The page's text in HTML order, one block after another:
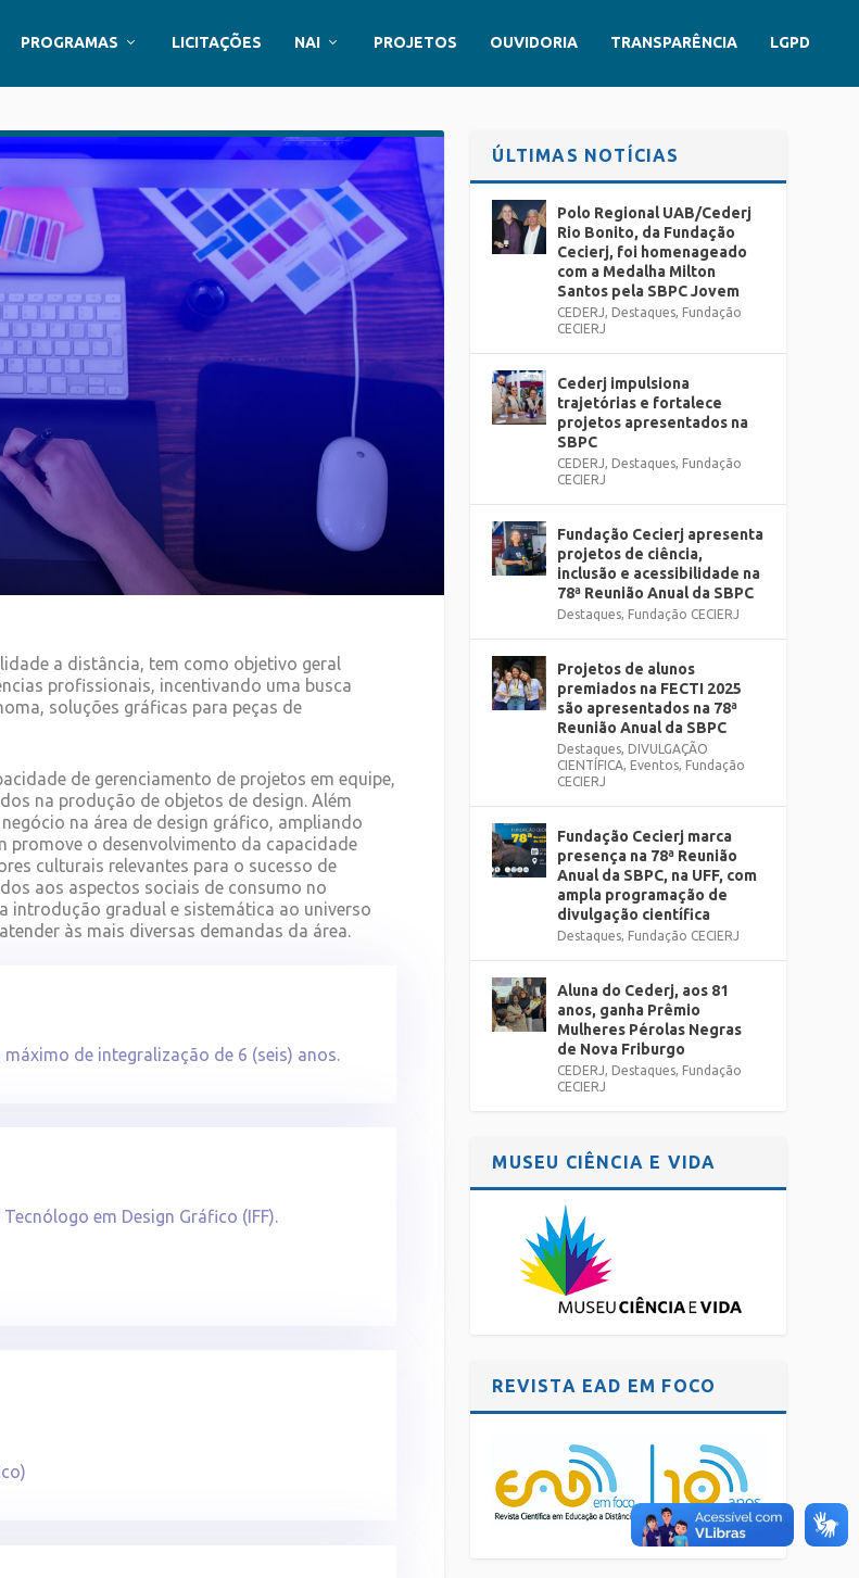
PROGRAMAS LICITAÇÕES NAI PROJETOS OUVIDORIA TRANSPARÊNCIA LGPD
a distância, tem como objetivo geral
profissionais, incentivando uma busca
soluções gráficas para peças de
de gerenciamento de projetos em equipe,
na produção de objetos de design. Além
na área de design gráfico, ampliando
promove o desenvolvimento da capacidade
culturais relevantes para o sucesso de
aos aspectos sociais de consumo no
introdução gradual e sistemática ao universo
às mais diversas demandas da área.
de integralização de 6 (seis) anos.
em Design Gráfico (IFF).
ÚLTIMAS NOTÍCIAS
Polo Regional UAB/Cederj
Rio Bonito, da Fundação
Cecierj, foi homenageado
com a Medalha Milton
Santos pela SBPC Jovem
CEDERJ, Destaques, Fundação
CECIERJ
Cederj impulsiona
trajetórias e fortalece
projetos apresentados na
SBPC
CEDERJ, Destaques, Fundação
CECIERJ
Fundação Cecierj apresenta
projetos de ciência,
inclusão e acessibilidade na
78ª Reunião Anual da SBPC
Destaques, Fundação CECIERJ
Projetos de alunos
premiados na FECTI 2025
são apresentados na 78ª
Reunião Anual da SBPC
Destaques, DIVULGAÇÃO
CIENTÍFICA, Eventos, Fundação
CECIERJ
Fundação Cecierj marca
presença na 78ª Reunião
Anual da SBPC, na UFF, com
ampla programação de
divulgação científica
Destaques, Fundação CECIERJ
Aluna do Cederj, aos 81
anos, ganha Prêmio
Mulheres Pérolas Negras
de Nova Friburgo
CEDERJ, Destaques, Fundação
CECIERJ
MUSEU CIÊNCIA E VIDA
REVISTA EAD EM FOCO